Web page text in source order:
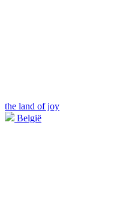
the land of joy
België